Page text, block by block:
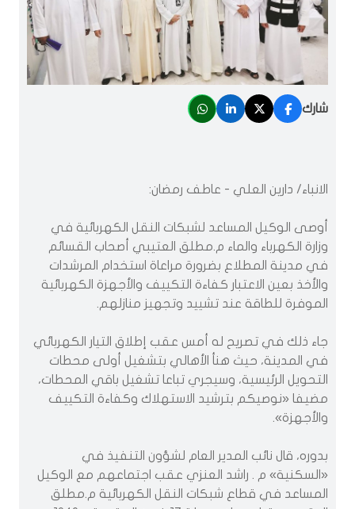
شارك
الانباء/ دارين العلي - عاطف رمضان:
أوصى الوكيل المساعد لشبكات النقل الكهربائية في
وزارة الكهرباء والماء م.مطلق العتيبي أصحاب القسائم
في مدينة المطلاع بضرورة مراعاة استخدام المرشدات
والأخذ بعين الاعتبار كفاءة التكييف والأجهزة الكهربائية
الموفرة للطاقة عند تشييد وتجهيز منازلهم.
جاء ذلك في تصريح له أمس عقب إطلاق التيار الكهربائي
في المدينة، حيث هنأ الأهالي بتشغيل أولى محطات
التحويل الرئيسية، وسيجري تباعا تشغيل باقي المحطات،
مضيفا «نوصيكم بترشيد الاستهلاك وكفاءة التكييف
والأجهزة».
بدوره، قال نائب المدير العام لشؤون التنفيذ في
«السكنية» م . راشد العنزي عقب اجتماعهم مع الوكيل
المساعد في قطاع شبكات النقل الكهربائية م.مطلق